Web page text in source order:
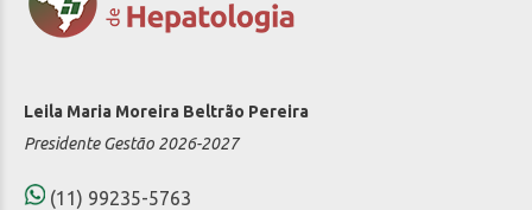
Leila Maria Moreira Beltrão Pereira
Presidente Gestão 2026-2027
(11) 99235-5763